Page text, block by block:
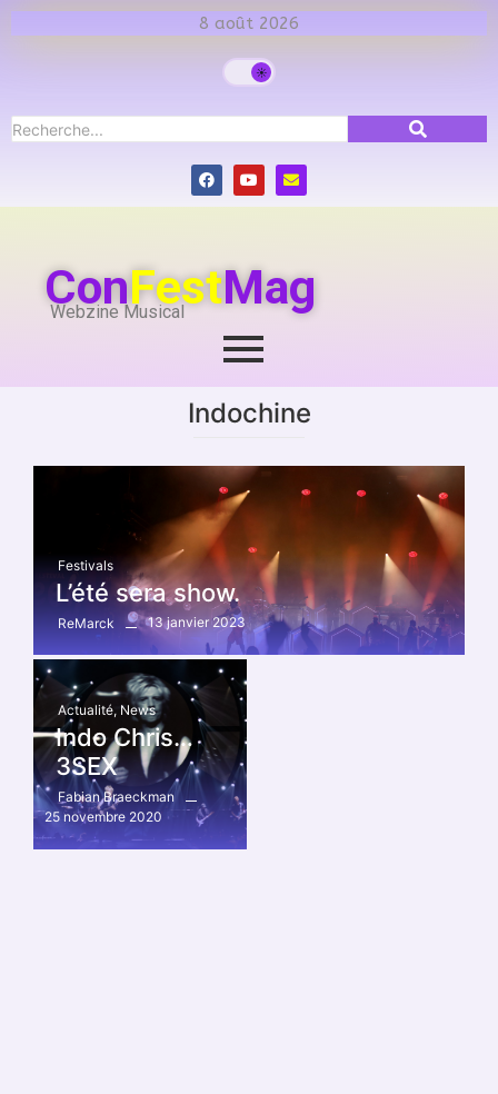
8 août 2026
ConFestMag
Webzine Musical
Indochine
Festivals
L’été sera show.
ReMarck 13 janvier 2023
Actualité, News
Indo Chris…
3SEX
Fabian Braeckman
25 novembre 2020